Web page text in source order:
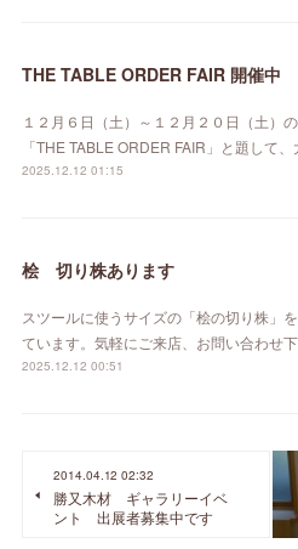
THE TABLE ORDER FAIR 開催中
１２月６日（土）～１２月２０日（土）の
「THE TABLE ORDER FAIR」と題して、
2025.12.12 01:15
桧 切り株あります
スツールに使うサイズの「桧の切り株」
ています。気軽にご来店、お問い合わせ下
2025.12.12 00:51
2014.04.12 02:32
勝又木材 ギャラリーイベ
ント 出展者募集中です